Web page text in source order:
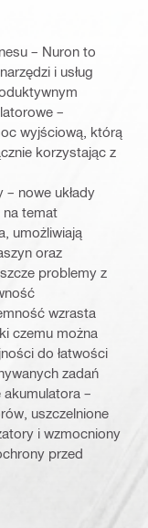
– Nuron to
i usług
–
wyjściową, którą
korzystając z
nowe układy
na temat
umożliwiają
oraz
problemy z
wzrasta
czemu można
do łatwości
zadań
akumulatora –
uszczelnione
i wzmocniony
przed